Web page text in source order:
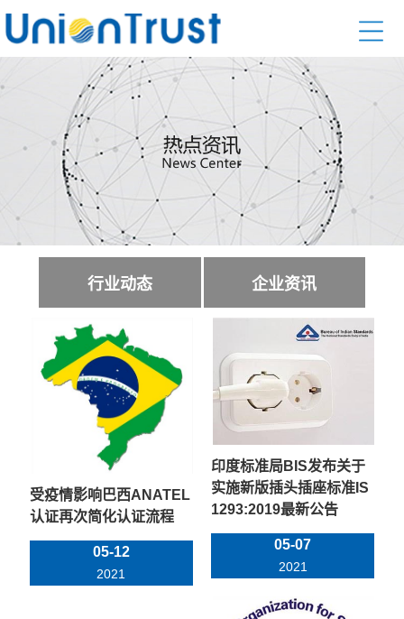
行业动态 企业资讯
受疫情影响巴西ANATEL
认证再次简化认证流程
05-12
2021
印度标准局BIS发布关于
实施新版插头插座标准IS
1293:2019最新公告
05-07
2021